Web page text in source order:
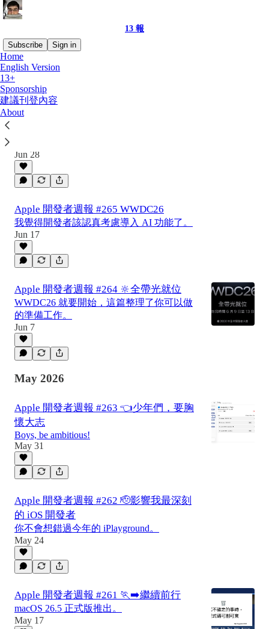
13 報
Subscribe
Sign in
Home
English Version
13+
Sponsorship
建議刊登內容
About📰Apple 開發者週報 #266 iPlayground 也
Jun 28
Apple 開發者週報 #265 WWDC26
我覺得開發者該認真考慮導入 AI 功能了。
Jun 17
Apple 開發者週報 #264 🔆全帶光就位
WWDC26 就要開始，這篇整理了你可以做
的準備工作。
Jun 7
May 2026
Apple 開發者週報 #263 👈少年們，要胸
懷大志
Boys, be ambitious!
May 31
Apple 開發者週報 #262 🫡影響我最深刻
的 iOS 開發者
你不會想錯過今年的 iPlayground。
May 24
Apple 開發者週報 #261 🏃‍➡️繼續前行
macOS 26.5 正式版推出。
May 17